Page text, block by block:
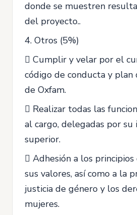
donde se muestren
del proyecto..
4. Otros (5%)
 Cumplir y velar por el
código de conducta y plan
de Oxfam.
 Realizar todas las
al cargo, delegadas por su
superior.
 Adhesión a los principios
sus valores, así como a la
justicia de género y los
mujeres.